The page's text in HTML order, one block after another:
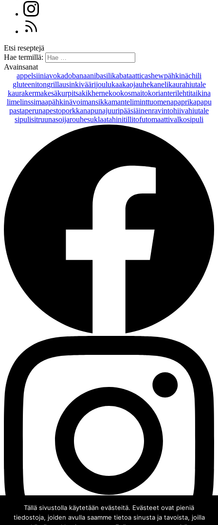
Etsi reseptejä
Hae termillä:
Avainsanat
appelsiiniavokadobanaanibasilikabataatticashewpähkinächili
gluteenitongrillausinkiväärijoulukaakaojauhekanelikaurahiutale
kaurakermakesäkurpitsakikhernekookosmaitokorianterilehtitaikina
limelinssimaapähkinävoimansikkamanteliminttuomenapaprikapapu
pastaperunapestoporkkanapunajuuripääsiäinenravintohiivahiutale
sipulisitruunasoijarouhesuklaatahinitillitofutomaattivalkosipuli
Tällä sivustolla käytetään evästeitä. Evästeet ovat pieniä
tiedostoja, joiden avulla saamme tietoa sinusta ja tavoista, joilla